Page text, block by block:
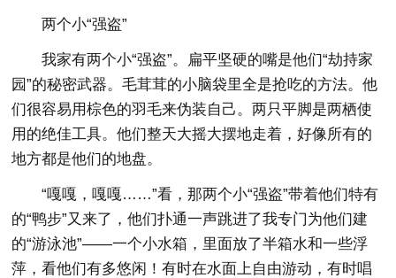
两个小“强盗”
我家有两个小“强盗”。扁平坚硬的嘴是他们“劫持家
园”的秘密武器。毛茸茸的小脑袋里全是抢吃的方法。他
们很容易用棕色的羽毛来伪装自己。两只平脚是两栖使
用的绝佳工具。他们整天大摇大摆地走着，好像所有的
地方都是他们的地盘。
“嘎嘎，嘎嘎……”看，那两个小“强盗”带着他们特有
的“鸭步”又来了，他们扑通一声跳进了我专门为他们建
的“游泳池”——一个小水箱，里面放了半箱水和一些浮
萍，看他们有多悠闲！有时在水面上自由游动，有时唱